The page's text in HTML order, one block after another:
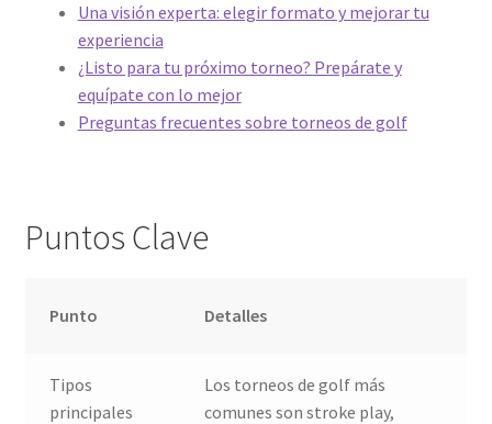
Una visión experta: elegir formato y mejorar tu
experiencia
¿Listo para tu próximo torneo? Prepárate y
equípate con lo mejor
Preguntas frecuentes sobre torneos de golf
Puntos Clave
Punto Detalles
Tipos
principales
Los torneos de golf más
comunes son stroke play,